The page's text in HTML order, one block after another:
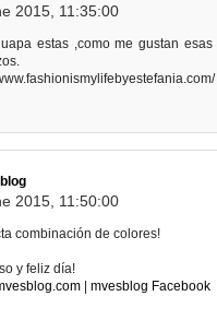
2015, 11:35:00
estas ,como me gustan esas
2015, 11:50:00
combinación de colores!
y feliz día!
| mvesblog Facebook